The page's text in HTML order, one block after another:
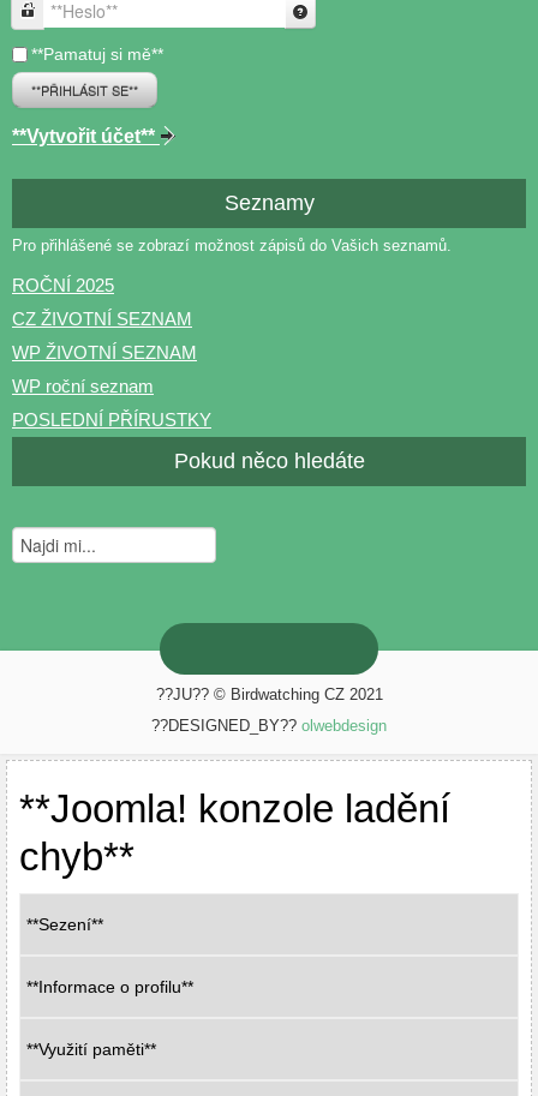
**Heslo**
**Pamatuj si mě**
**PŘIHLÁSIT SE**
**Vytvořit účet**
Seznamy
Pro přihlášené se zobrazí možnost zápisů do Vašich seznamů.
ROČNÍ 2025
CZ ŽIVOTNÍ SEZNAM
WP ŽIVOTNÍ SEZNAM
WP roční seznam
POSLEDNÍ PŘÍRUSTKY
Pokud něco hledáte
??JU?? © Birdwatching CZ 2021
??DESIGNED_BY?? olwebdesign
**Joomla! konzole ladění
chyb**
**Sezení**
**Informace o profilu**
**Využití paměti**